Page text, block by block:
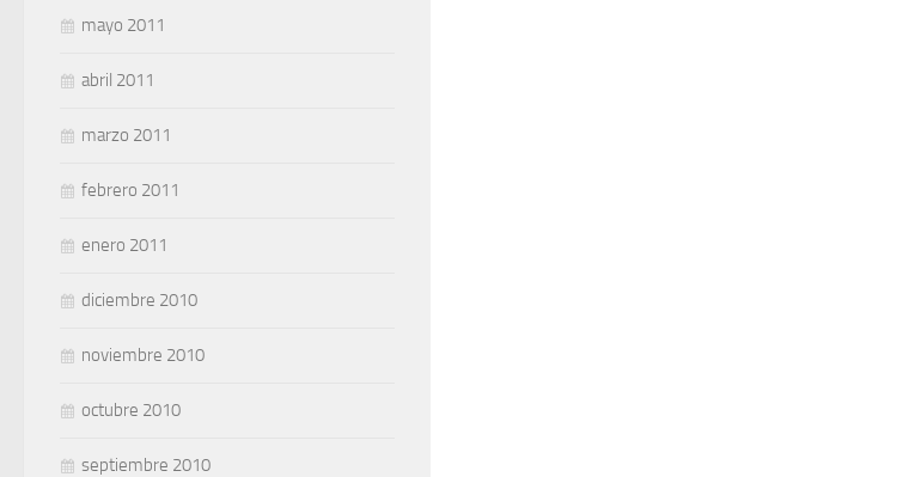
mayo 2011
abril 2011
marzo 2011
febrero 2011
enero 2011
diciembre 2010
noviembre 2010
octubre 2010
septiembre 2010